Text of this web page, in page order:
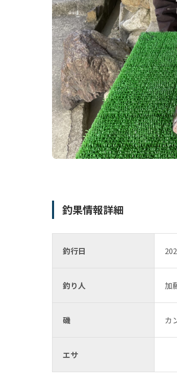
釣果情報詳細
釣行日
釣り人 加
磯 カ
エサ